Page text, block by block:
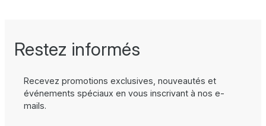
Restez informés
Recevez promotions exclusives, nouveautés et
événements spéciaux en vous inscrivant à nos e-
mails.